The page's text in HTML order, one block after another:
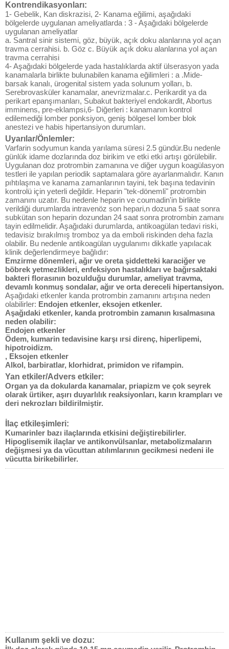
Kontrendikasyonları:
1- Gebelik, Kan diskrazisi, 2- Kanama eğilimi, aşağıdaki
bölgelerde uygulanan ameliyatlarda : 3 - Aşağıdaki bölgelerde
uygulanan ameliyatlar
a. Santral sinir sistemi, göz, büyük, açık doku alanlarına yol açan
travma cerrahisi. b. Göz c. Büyük açık doku alanlarına yol açan
travma cerrahisi
4- Aşağıdaki bölgelerde yada hastalıklarda aktif ülserasyon yada
kanamalarla birlikte bulunabilen kanama eğilimleri : a .Mide-
barsak kanalı, ürogenital sistem yada solunum yolları, b.
Serebrovasküler kanamalar, anevrizmalar.c. Perikardit ya da
perikart epanşımanları, Subakut bakteriyel endokardit, Abortus
imminens, pre-eklampsi,6- Diğerleri : kanamanın kontrol
edilemediği lomber ponksiyon, geniş bölgesel lomber blok
anestezi ve habis hipertansiyon durumları.
Uyarılar/Önlemler:
Varfarin sodyumun kanda yarılama süresi 2.5 gündür.Bu nedenle
günlük idame dozlarında doz birikim ve etki etki artışı görülebilir.
Uygulanan doz protrombin zamanına ve diğer uygun koagülasyon
testleri ile yapılan periodik saptamalara göre ayarlanmalıdır. Kanın
pıhtılaşma ve kanama zamanlarının tayini, tek başına tedavinin
kontrolü için yeterli değildir. Heparin "tek-dönemli" protrombin
zamanını uzatır. Bu nedenle heparin ve coumadin'in birlikte
verildiği durumlarda intravenöz son hepari,n dozuna 5 saat sonra
subkütan son heparin dozundan 24 saat sonra protrombin zamanı
tayin edilmelidir. Aşağıdaki durumlarda, antikoagülan tedavi riski,
tedavisiz bırakılmış tromboz ya da emboli riskinden deha fazla
olabilir. Bu nedenle antikoagülan uygulanımı dikkatle yapılacak
klinik değerlendirmeye bağlıdır:
Emzirme dönemleri, ağır ve oreta şiddetteki karaciğer ve
böbrek yetmezlikleri, enfeksiyon hastalıkları ve bağırsaktaki
bakteri florasının bozulduğu durumlar, ameliyat travma,
devamlı konmuş sondalar, ağır ve orta dereceli hipertansiyon.
Aşağıdaki etkenler kanda protrombin zamanını artışına neden
olabilirler: Endojen etkenler, eksojen etkenler.
Aşağıdaki etkenler, kanda protrombin zamanın kısalmasına
neden olabilir:
Endojen etkenler
Ödem, kumarin tedavisine karşı ırsi direnç, hiperlipemi,
hipotroidizm.
, Eksojen etkenler
Alkol, barbiratlar, klorhidrat, primidon ve rifampin.
Yan etkiler/Advers etkiler:
Organ ya da dokularda kanamalar, priapizm ve çok seyrek
olarak ürtiker, aşırı duyarlılık reaksiyonları, karın krampları ve
deri nekrozları bildirilmiştir.
İlaç etkileşimleri:
Kumarinler bazı ilaçlarında etkisini değiştirebilirler.
Hipoglisemik ilaçlar ve antikonvülsanlar, metabolizmaların
değişmesi ya da vücuttan atılımlarının gecikmesi nedeni ile
vücutta birikebilirler.
Kullanım şekli ve dozu: